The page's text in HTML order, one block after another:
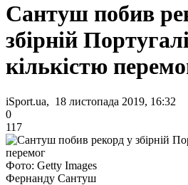
Сантуш побив
збірній
кількістю
iSport.ua, 18 листопада 2019, 16:32
0
117
Фото: Getty Images
Фернанду Сантуш